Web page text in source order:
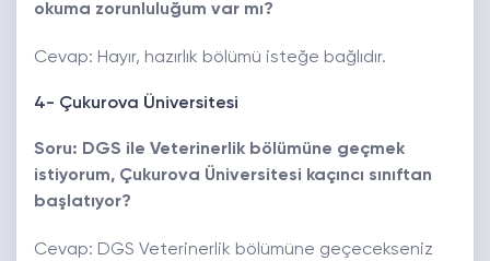
okuma zorunluluğum var mı?
Cevap: Hayır, hazırlık bölümü isteğe bağlıdır.
4- Çukurova Üniversitesi
Soru: DGS ile Veterinerlik bölümüne geçmek
istiyorum, Çukurova Üniversitesi kaçıncı sınıftan
başlatıyor?
Cevap: DGS Veterinerlik bölümüne geçecekseniz